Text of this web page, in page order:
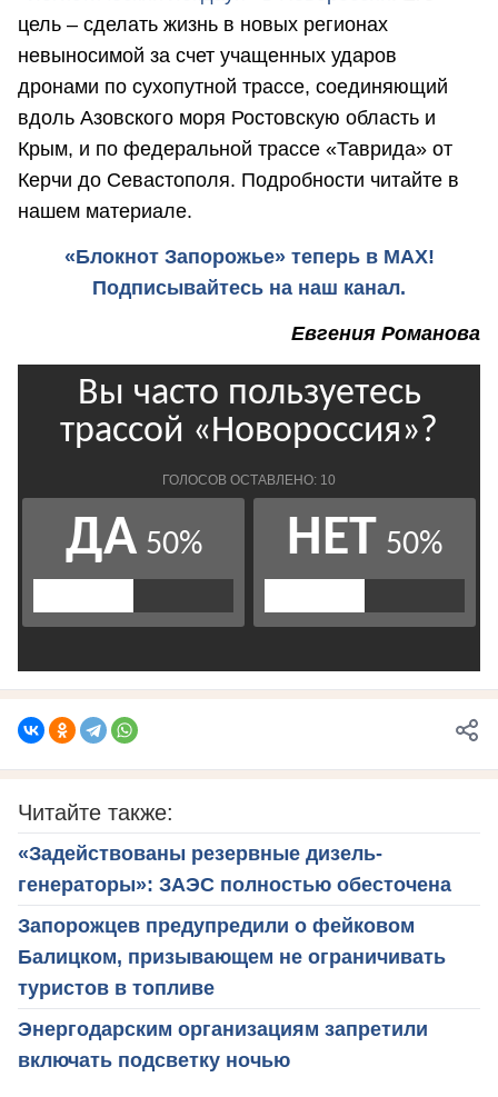
цель – сделать жизнь в новых регионах
невыносимой за счет учащенных ударов
дронами по сухопутной трассе, соединяющий
вдоль Азовского моря Ростовскую область и
Крым, и по федеральной трассе «Таврида» от
Керчи до Севастополя. Подробности читайте в
нашем материале.
«Блокнот Запорожье» теперь в MAX!
Подписывайтесь на наш канал.
Евгения Романова
Читайте также:
«Задействованы резервные дизель-
генераторы»: ЗАЭС полностью обесточена
Запорожцев предупредили о фейковом
Балицком, призывающем не ограничивать
туристов в топливе
Энергодарским организациям запретили
включать подсветку ночью